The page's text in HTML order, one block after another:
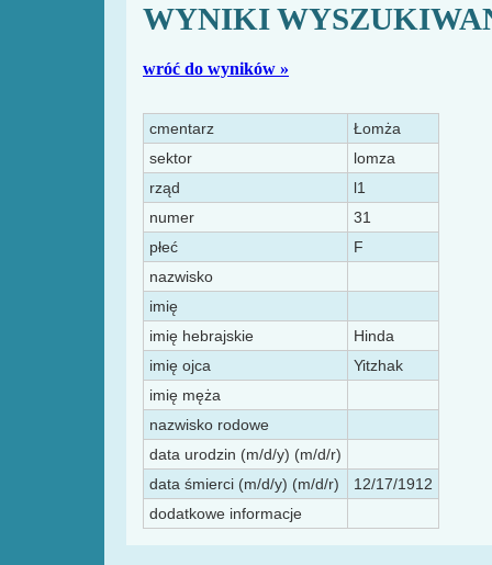
WYNIKI
wróć do wyników »
cmentarz
Łomża
sektor
lomza
rząd
l1
numer
31
płeć
F
nazwisko
imię
imię hebrajskie
Hinda
imię ojca
Yitzhak
imię męża
nazwisko rodowe
data urodzin (m/d/y) (m/d/r)
data śmierci (m/d/y) (m/d/r)
12/17/1912
dodatkowe informacje